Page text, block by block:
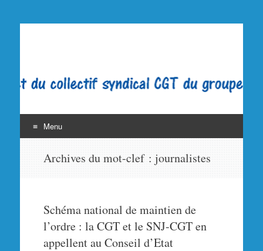
FIGARO
Menu
Archives du mot-clef : journalistes
Schéma national de maintien de
l’ordre : la CGT et le SNJ-CGT en
appellent au Conseil d’Etat